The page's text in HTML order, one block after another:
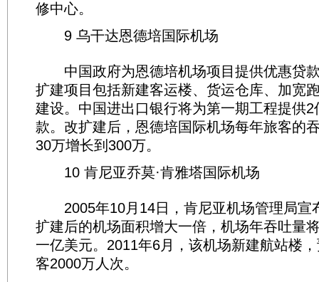
修中心。
9 乌干达恩德培国际机场
中国政府为恩德培机场项目提供优惠贷
扩建项目包括新建客运楼、货运仓库、加宽
建设。中国进出口银行将为第一期工程提供2
款。改扩建后，恩德培国际机场每年旅客的
30万增长到300万。
10 肯尼亚乔莫·肯雅塔国际机场
2005年10月14日，肯尼亚机场管理局宣
扩建后的机场面积增大一倍，机场年吞吐量
一亿美元。2011年6月，该机场新建航站楼
客2000万人次。